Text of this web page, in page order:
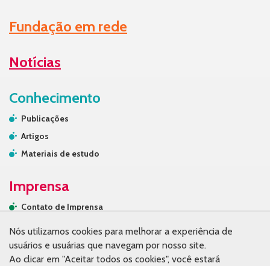
Fundação em rede
Notícias
Conhecimento
Publicações
Artigos
Materiais de estudo
Imprensa
Contato de Imprensa
Na mídia
Nós utilizamos cookies para melhorar a experiência de
usuários e usuárias que navegam por nosso site.
Ao clicar em "Aceitar todos os cookies", você estará